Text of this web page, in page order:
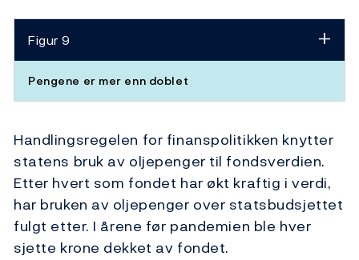
Figur 9
Pengene er mer enn doblet
Handlingsregelen for finanspolitikken knytter
statens bruk av oljepenger til fondsverdien.
Etter hvert som fondet har økt kraftig i verdi,
har bruken av oljepenger over statsbudsjettet
fulgt etter. I årene før pandemien ble hver
sjette krone dekket av fondet.